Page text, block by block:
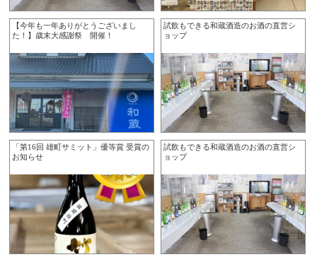
【今年も一年ありがとうございまし
た！】歳末大感謝祭 開催！
試飲もできる和蔵酒造のお酒の直営シ
ョップ
「第16回 雄町サミット」優等賞 受賞の
お知らせ
試飲もできる和蔵酒造のお酒の直営シ
ョップ